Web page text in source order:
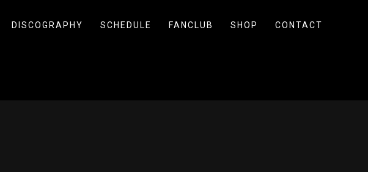
DISCOGRAPHY SCHEDULE FANCLUB SHOP CONTACT
発表